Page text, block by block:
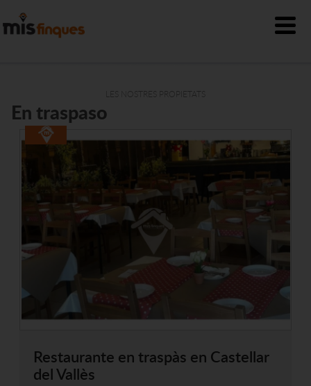
LES NOSTRES PROPIETATS
En traspaso
Restaurante en traspàs en Castellar
del Vallès